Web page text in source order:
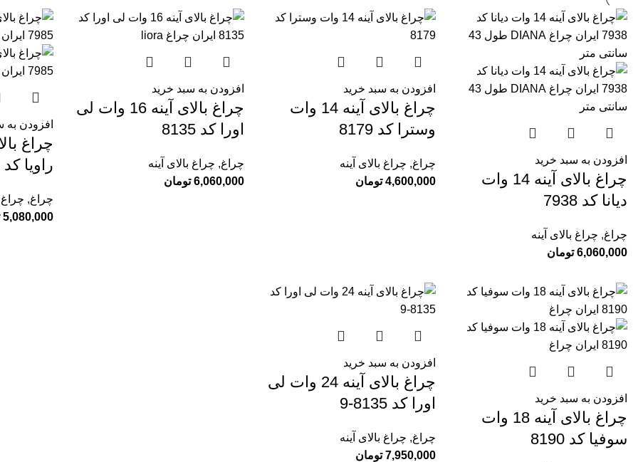
افزودن به سبد خرید
چراغ بالای آینه 14 وات
دیانا کد 7938
چراغ, چراغ بالای آینه
6,060,000 تومان
افزودن به سبد خرید
چراغ بالای آینه 14 وات
وسترا کد 8179
چراغ, چراغ بالای آینه
4,600,000 تومان
افزودن به سبد خرید
چراغ بالای آینه 16 وات لی
اورا کد 8135
چراغ, چراغ بالای آینه
6,060,000 تومان
افزودن به
راویا کد 7985
چراغ, چراغ
5,080,000
افزودن به سبد خرید
چراغ بالای آینه 18 وات
سوفیا کد 8190
افزودن به سبد خرید
چراغ بالای آینه 24 وات لی
اورا کد 8135-9
چراغ, چراغ بالای آینه
7,950,000 تومان